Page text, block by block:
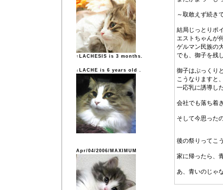
↑LACHESIS is 3 months.
↓LACHE is 6 years old .
Apr/04/2006/MAXIMUM
～取敢えず続き
結局じっとりポ
エストちゃんが
ゲルマン民族の
でも、御子を残
御子はぷっくり
こうなりますと
一応乳に誘導し
会社でも落ち着
そして今思った
後の祭りってこ
家に帰ったら、
あ、青いのじゃ